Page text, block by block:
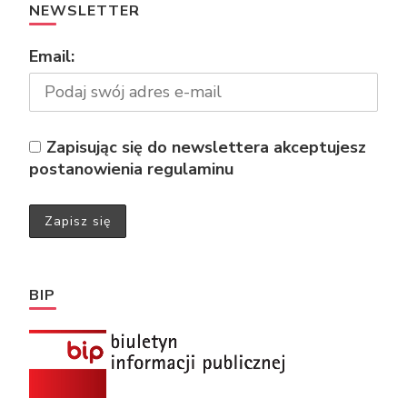
NEWSLETTER
Email:
Zapisując się do newslettera akceptujesz
postanowienia regulaminu
BIP